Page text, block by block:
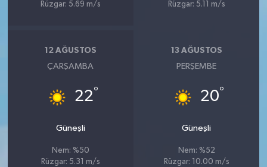
Rüzgar: 5.69 m/s
Rüzgar: 5.11 m/s
12 AĞUSTOS
ÇARŞAMBA
22°
Güneşli
Nem: %50
Rüzgar: 5.31 m/s
13 AĞUSTOS
PERŞEMBE
20°
Güneşli
Nem: %52
Rüzgar: 10.00 m/s